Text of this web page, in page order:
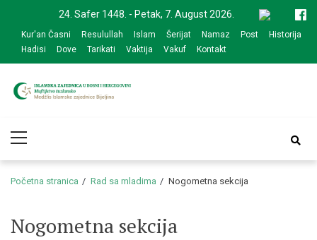
navigation
content
24. Safer 1448. - Petak, 7. August 2026.
Kur'an Časni Resulullah Islam Šerijat Namaz Post
Historija
Hadisi
Dove Tarikati Vaktija Vakuf Kontakt
zajednice Bijeljina
Menu
Početna stranica Rad sa mladima Nogometna sekcija
Nogometna sekcija